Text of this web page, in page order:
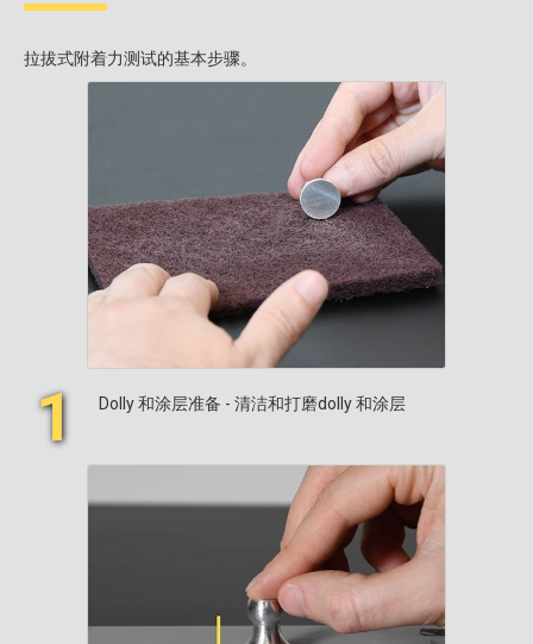
拉拔式附着力测试的基本步骤。
1 Dolly 和涂层准备 - 清洁和打磨dolly 和涂层